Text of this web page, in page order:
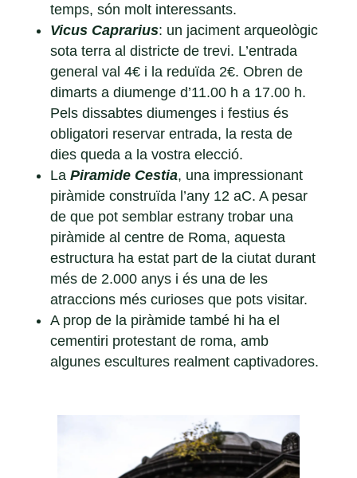
temps, són molt interessants.
Vicus Caprarius: un jaciment arqueològic
sota terra al districte de trevi. L’entrada
general val 4€ i la reduïda 2€. Obren de
dimarts a diumenge d’11.00 h a 17.00 h.
Pels dissabtes diumenges i festius és
obligatori reservar entrada, la resta de
dies queda a la vostra elecció.
La Piramide Cestia, una impressionant
piràmide construïda l’any 12 aC. A pesar
de que pot semblar estrany trobar una
piràmide al centre de Roma, aquesta
estructura ha estat part de la ciutat durant
més de 2.000 anys i és una de les
atraccions més curioses que pots visitar.
A prop de la piràmide també hi ha el
cementiri protestant de roma, amb
algunes escultures realment captivadores.